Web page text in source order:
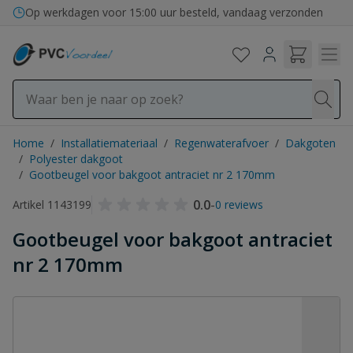
Ga naar de inhoud
Op werkdagen voor 15:00 uur besteld, vandaag verzonden
Home / Installatiemateriaal / Regenwaterafvoer / Dakgoten
/ Polyester dakgoot
/ Gootbeugel voor bakgoot antraciet nr 2 170mm
Artikel 1143199
0.0-0 reviews
Gootbeugel voor bakgoot antraciet
nr 2 170mm